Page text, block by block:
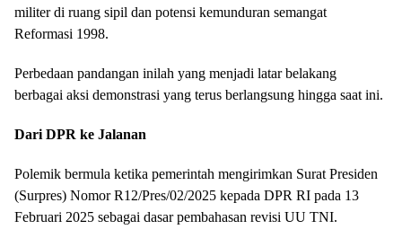
militer di ruang sipil dan potensi kemunduran semangat
Reformasi 1998.
Perbedaan pandangan inilah yang menjadi latar belakang
berbagai aksi demonstrasi yang terus berlangsung hingga saat ini.
Dari DPR ke Jalanan
Polemik bermula ketika pemerintah mengirimkan Surat Presiden
(Surpres) Nomor R12/Pres/02/2025 kepada DPR RI pada 13
Februari 2025 sebagai dasar pembahasan revisi UU TNI.